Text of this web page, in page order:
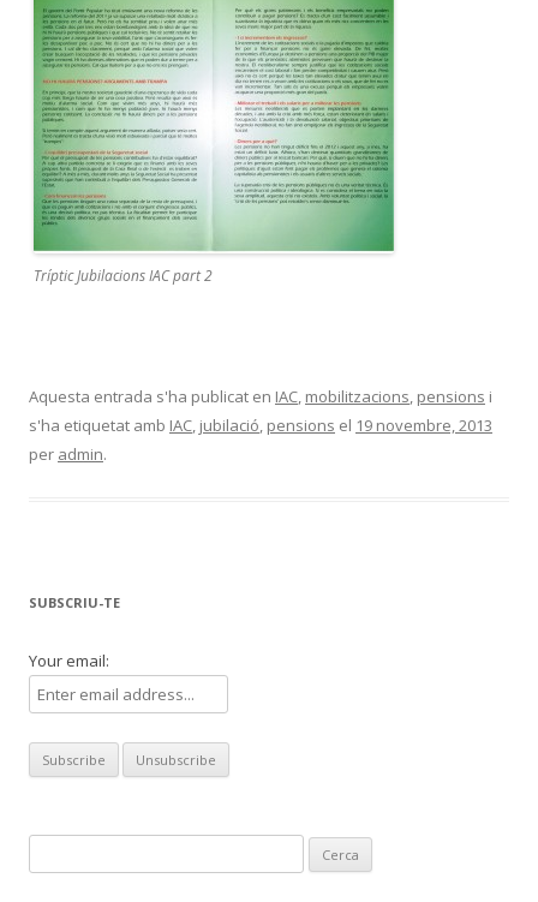
Tríptic Jubilacions IAC part 2
Aquesta entrada s'ha publicat en IAC, mobilitzacions, pensions i
s'ha etiquetat amb IAC, jubilació, pensions el 19 novembre, 2013
per admin.
SUBSCRIU-TE
Your email: